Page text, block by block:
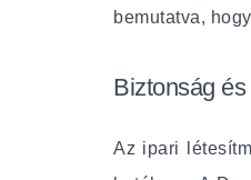
bemutatva,
Biztonság
Az ipari